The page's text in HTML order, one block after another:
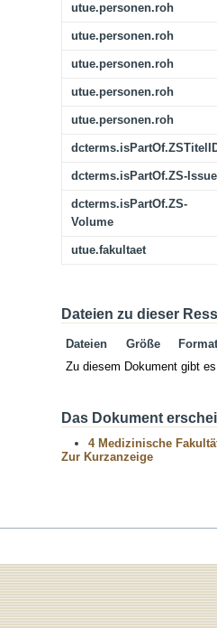
utue.personen.roh
utue.personen.roh
utue.personen.roh
utue.personen.roh
utue.personen.roh
dcterms.isPartOf.ZS-Issue
dcterms.isPartOf.ZS-
Volume
utue.fakultaet
Dateien zu dieser
Dateien Größe
Format
Zu diesem Dokument gibt
Das Dokument
4 Medizinische
Zur Kurzanzeige